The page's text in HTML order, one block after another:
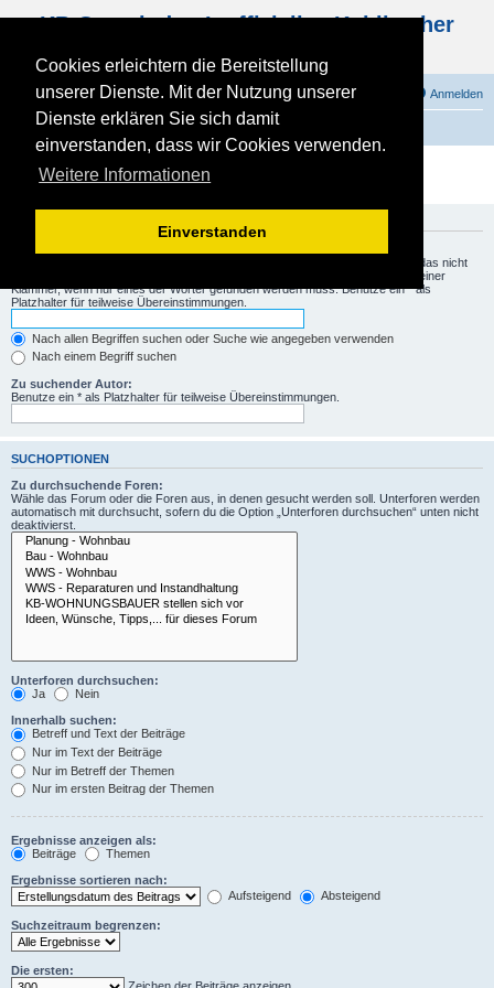
Cookies erleichtern die Bereitstellung
unserer Dienste. Mit der Nutzung unserer
Dienste erklären Sie sich damit
einverstanden, dass wir Cookies verwenden.
Weitere Informationen
Einverstanden
KB Gemeinde - Inoffizielles Kohlbacher
FAQ Anmelden
Registrieren
Foren-Übersicht
Suche
vor ein Wort, das nicht
innerhalb einer
Klammer, wenn nur eines der Wörter gefunden werden muss. Benutze ein * als
Platzhalter für teilweise Übereinstimmungen.
Nach allen Begriffen suchen oder Suche wie angegeben verwenden
Nach einem Begriff suchen
Zu suchender Autor:
Benutze ein * als Platzhalter für teilweise Übereinstimmungen.
SUCHOPTIONEN
Zu durchsuchende Foren:
Wähle das Forum oder die Foren aus, in denen gesucht werden soll. Unterforen werden
automatisch mit durchsucht, sofern du die Option „Unterforen durchsuchen“ unten nicht
deaktivierst.
Unterforen durchsuchen:
Ja
Nein
Innerhalb suchen:
Betreff und Text der Beiträge
Nur im Text der Beiträge
Nur im Betreff der Themen
Nur im ersten Beitrag der Themen
Ergebnisse anzeigen als:
Beiträge
Themen
Ergebnisse sortieren nach:
Aufsteigend
Absteigend
Suchzeitraum begrenzen:
Die ersten: